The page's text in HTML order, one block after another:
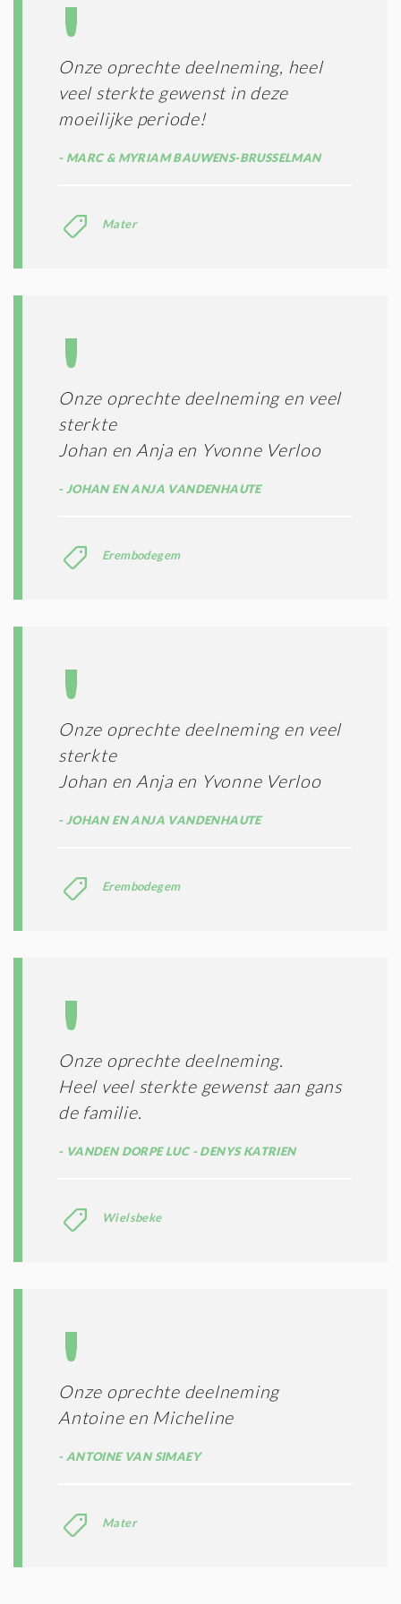
Onze oprechte deelneming, heel
veel sterkte gewenst in deze
moeilijke periode!
MARC & MYRIAM BAUWENS-BRUSSELMAN
Mater
Onze oprechte deelneming en veel
sterkte
Johan en Anja en Yvonne Verloo
JOHAN EN ANJA VANDENHAUTE
Erembodegem
Onze oprechte deelneming en veel
sterkte
Johan en Anja en Yvonne Verloo
JOHAN EN ANJA VANDENHAUTE
Erembodegem
Onze oprechte deelneming.
Heel veel sterkte gewenst aan gans
de familie.
VANDEN DORPE LUC - DENYS KATRIEN
Wielsbeke
Onze oprechte deelneming
Antoine en Micheline
ANTOINE VAN SIMAEY
Mater